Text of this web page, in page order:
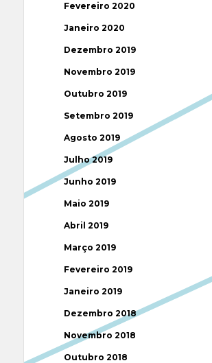
Fevereiro 2020
Janeiro 2020
Dezembro 2019
Novembro 2019
Outubro 2019
Setembro 2019
Agosto 2019
Julho 2019
Junho 2019
Maio 2019
Abril 2019
Março 2019
Fevereiro 2019
Janeiro 2019
Dezembro 2018
Novembro 2018
Outubro 2018